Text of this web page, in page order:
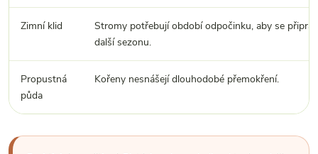
Zimní klid
Stromy potřebují období odpočinku, aby se
další sezonu.
Propustná
půda
Kořeny nesnášejí dlouhodobé přemokření.